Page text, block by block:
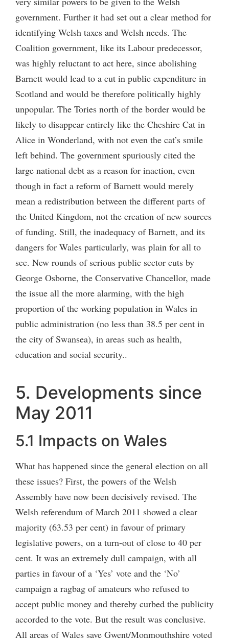
government. Further it had set out a clear method for
identifying Welsh taxes and Welsh needs. The
Coalition government, like its Labour predecessor,
was highly reluctant to act here, since abolishing
Barnett would lead to a cut in public expenditure in
Scotland and would be therefore politically highly
unpopular. The Tories north of the border would be
likely to disappear entirely like the Cheshire Cat in
Alice in Wonderland, with not even the cat’s smile
left behind. The government spuriously cited the
large national debt as a reason for inaction, even
though in fact a reform of Barnett would merely
mean a redistribution between the different parts of
the United Kingdom, not the creation of new sources
of funding. Still, the inadequacy of Barnett, and its
dangers for Wales particularly, was plain for all to
see. New rounds of serious public sector cuts by
George Osborne, the Conservative Chancellor, made
the issue all the more alarming, with the high
proportion of the working population in Wales in
public administration (no less than 38.5 per cent in
the city of Swansea), in areas such as health,
education and social security..
5. Developments since
May 2011
5.1 Impacts on Wales
What has happened since the general election on all
these issues? First, the powers of the Welsh
Assembly have now been decisively revised. The
Welsh referendum of March 2011 showed a clear
majority (63.53 per cent) in favour of primary
legislative powers, on a turn-out of close to 40 per
cent. It was an extremely dull campaign, with all
parties in favour of a ‘Yes’ vote and the ‘No’
campaign a ragbag of amateurs who refused to
accept public money and thereby curbed the publicity
accorded to the vote. But the result was conclusive.
All areas of Wales save Gwent/Monmouthshire voted